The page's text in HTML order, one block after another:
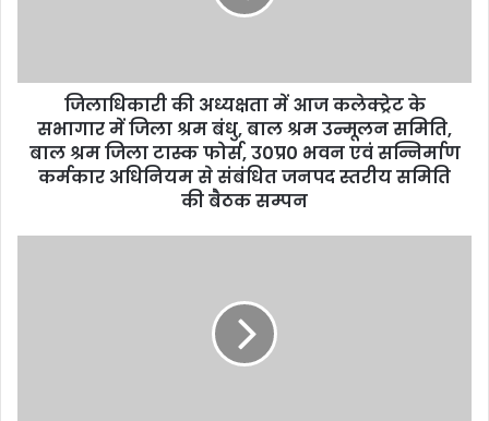
जिलाधिकारी की अध्यक्षता में आज कलेक्ट्रेट के
सभागार में जिला श्रम बंधु, बाल श्रम उन्मूलन समिति,
बाल श्रम जिला टास्क फोर्स, उ0प्र0 भवन एवं सन्निर्माण
कर्मकार अधिनियम से संबंधित जनपद स्तरीय समिति
की बैठक सम्पन